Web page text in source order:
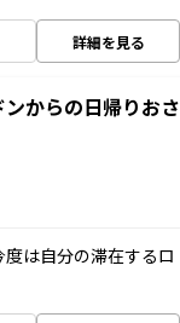
詳細を見る
からの日帰りおさ
は自分の滞在するロ